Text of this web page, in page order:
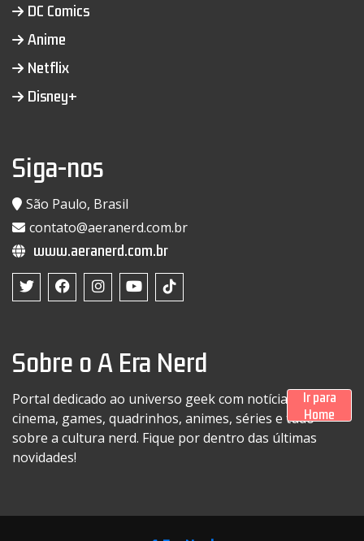
DC Comics
Anime
Netflix
Disney+
Siga-nos
São Paulo, Brasil
contato@aeranerd.com.br
www.aeranerd.com.br
Sobre o A Era Nerd
Portal dedicado ao universo geek com notícias sobre
cinema, games, quadrinhos, animes, séries e tudo
sobre a cultura nerd. Fique por dentro das últimas
novidades!
Ir para
Home